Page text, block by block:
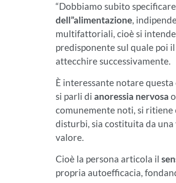
“Dobbiamo subito
dell”alimentazione,
multifattoriali, cioè si
predisponente sul quale poi
attecchire successivamente.
È interessante notare
si parli di anoressia nervosa
comunemente noti, si ritiene
disturbi, sia costituita da una
valore.
Cioè la persona articola il
propria autoefficacia,